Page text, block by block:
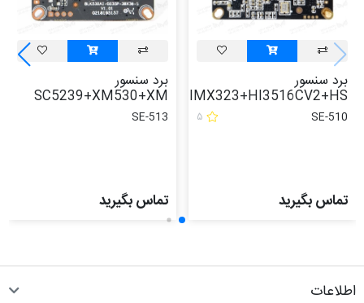
برد سنسور
SC5239+XM530+XM
SE-513
تماس بگیرید